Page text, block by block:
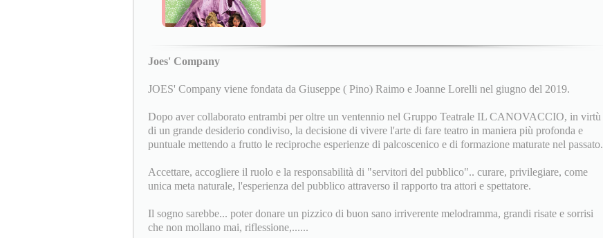
Joes' Company
JOES' Company viene fondata da Giuseppe ( Pino) Raimo e Joanne Lorelli nel giugno del 2019.
Dopo aver collaborato entrambi per oltre un ventennio nel Gruppo Teatrale IL CANOVACCIO, in virtù
di un grande desiderio condiviso, la decisione di vivere l'arte di fare teatro in maniera più profonda e
puntuale mettendo a frutto le reciproche esperienze di palcoscenico e di formazione maturate nel passato.
Accettare, accogliere il ruolo e la responsabilità di "servitori del pubblico".. curare, privilegiare, come
unica meta naturale, l'esperienza del pubblico attraverso il rapporto tra attori e spettatore.
Il sogno sarebbe... poter donare un pizzico di buon sano irriverente melodramma, grandi risate e sorrisi
che non mollano mai, riflessione,......